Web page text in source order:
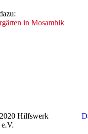
in Mosambik
Hilfswerk